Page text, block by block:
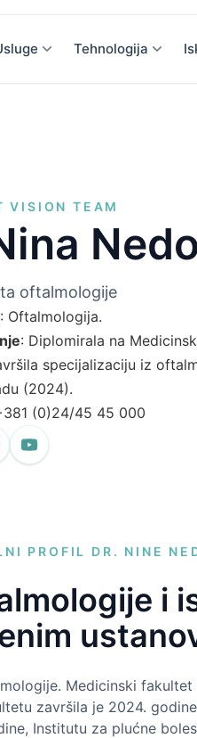
Tehnologija
VISION TEAM
oftalmologije
: Oftalmologija.
: Diplomirala na
specijalizaciju iz
(2024).
(0)24/45 45 000
PROFIL DR. NINE
i
Medicinski
završila je 2024.
Institutu za plućne